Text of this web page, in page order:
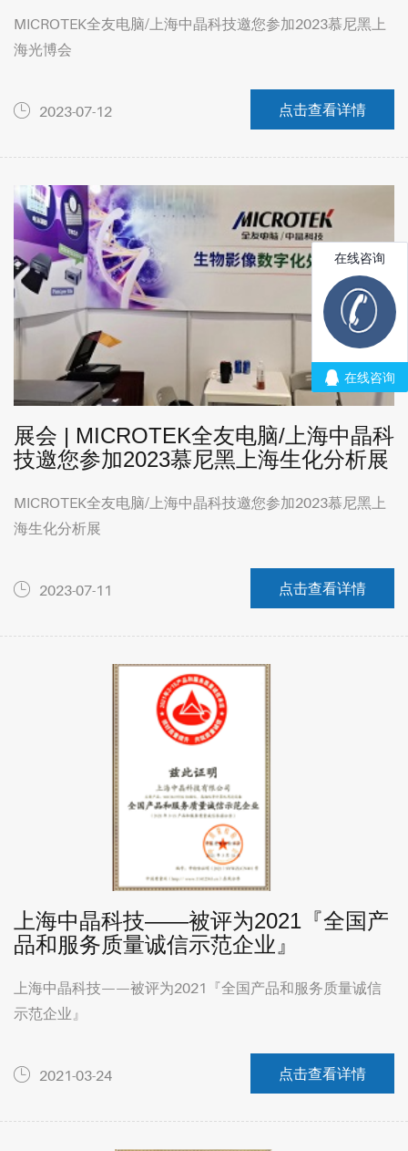
MICROTEK全友电脑/上海中晶科技邀您参加2023慕尼黑上
海光博会
2023-07-12 点击查看详情
展会 | MICROTEK全友电脑/上海中晶科
技邀您参加2023慕尼黑上海生化分析展
MICROTEK全友电脑/上海中晶科技邀您参加2023慕尼黑上
海生化分析展
2023-07-11 点击查看详情
上海中晶科技——被评为2021『全国产
品和服务质量诚信示范企业』
上海中晶科技——被评为2021『全国产品和服务质量诚信
示范企业』
2021-03-24 点击查看详情